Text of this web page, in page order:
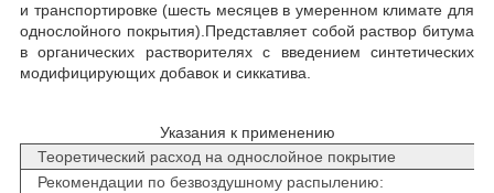
и транспортировке (шесть месяцев в умеренном климате для
однослойного покрытия).Представляет собой раствор битума
в органических растворителях с введением синтетических
модифицирующих добавок и сиккатива.
Указания к применению
Теоретический расход на однослойное покрытие
Рекомендации по безвоздушному распылению: